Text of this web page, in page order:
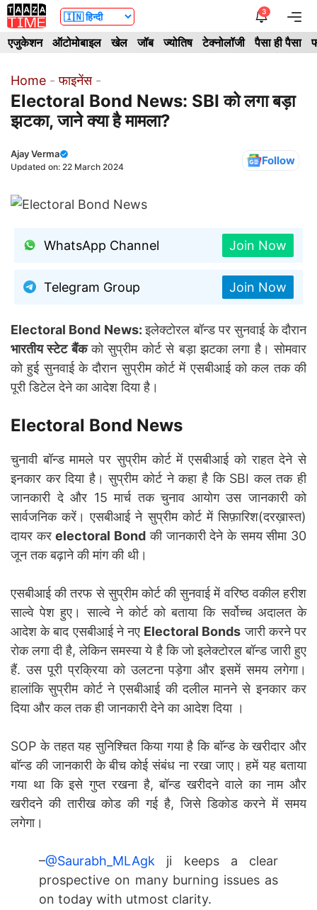
Skip
to
content
3
एजुकेशन ऑटोमोबाइल खेल जॉब ज्योतिष टेक्नोलॉजी पैसा ही पैसा
Home -फाइनेंस-
Electoral Bond News: SBI को लगा बड़ा
झटका, जाने क्या है मामला?
Ajay Verma
Updated on: 22 March 2024 Follow
WhatsApp Channel Join Now
Telegram Group Join Now
Electoral Bond News:इलेक्टोरल बॉन्ड पर सुनवाई के दौरान
भारतीय स्टेट बैंकको सुप्रीम कोर्ट से बड़ा झटका लगा है। सोमवार
को हुई सुनवाई के दौरान सुप्रीम कोर्ट में एसबीआई को कल तक की
पूरी डिटेल देने का आदेश दिया है।
Electoral Bond News
चुनावी बॉन्ड मामले पर सुप्रीम कोर्ट में एसबीआई को राहत देने से
इनकार कर दिया है। सुप्रीम कोर्ट ने कहा है कि SBI कल तक ही
जानकारी दे और 15 मार्च तक चुनाव आयोग उस जानकारी को
सार्वजनिक करें। एसबीआई ने सुप्रीम कोर्ट में सिफ़ारिश(दरख़ास्त)
दायर करelectoral Bond की जानकारी देने के समय सीमा 30
जून तक बढ़ाने की मांग की थी।
एसबीआई की तरफ से सुप्रीम कोर्ट की सुनवाई में वरिष्ठ वकील हरीश
साल्वे पेश हुए। साल्वे ने कोर्ट को बताया कि सर्वोच्च अदालत के
आदेश के बाद एसबीआई ने नए Electoral Bonds जारी करने पर
रोक लगा दी है, लेकिन समस्या ये है कि जो इलेक्टोरल बॉन्ड जारी हुए
हैं. उस पूरी प्रक्रिया को उलटना पड़ेगा और इसमें समय लगेगा।
हालांकि सुप्रीम कोर्ट ने एसबीआई की दलील मानने से इनकार कर
दिया और कल तक ही जानकारी देने का आदेश दिया ।
SOP के तहत यह सुनिश्चित किया गया है कि बाॅन्ड के खरीदार और
बाॅन्ड की जानकारी के बीच कोई संबंध ना रखा जाए। हमें यह बताया
गया था कि इसे गुप्त रखना है, बॉन्ड खरीदने वाले का नाम और
खरीदने की तारीख कोड की गई है, जिसे डिकोड करने में समय
लगेगा।
–@Saurabh_MLAgk ji keeps a clear
prospective on many burning issues as
on today with utmost clarity.